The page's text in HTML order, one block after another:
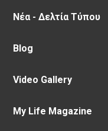
Νέα - Δελτία Τύπου
Blog
Video Gallery
My Life Magazine